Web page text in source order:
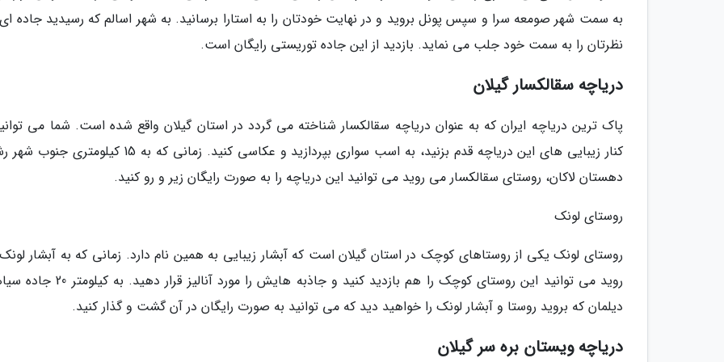
به سمت شهر صومعه سرا و سپس پونل بروید و در نهایت خودتان را به استارا برسانید. به شهر اسالم که رسیدید جاده ای
نظرتان را به سمت خود جلب می نماید. بازدید از این جاده توریستی رایگان است.
دریاچه سقالکسار گیلان
پاک ترین دریاچه ایران که به عنوان دریاچه سقالکسار شناخته می گردد در استان گیلان واقع شده است. شما می
کنار زیبایی های این دریاچه قدم بزنید، به اسب سواری بپردازید و عکاسی کنید. زمانی که به 15
دهستان لاکان، روستای سقالکسار می روید می توانید این دریاچه را به صورت رایگان زیر و رو کنید.
روستای لونک
روستای لونک یکی از روستاهای کوچک در استان گیلان است که آبشار زیبایی به همین نام دارد. زمانی که به آبشار
روید می توانید این روستای کوچک را هم بازدید کنید و جاذبه هایش را مورد
دیلمان که بروید روستا و آبشار لونک را خواهید دید که می توانید به صورت رایگان در آن گشت و گذار کنید.
دریاچه ویستان بره سر گیلان